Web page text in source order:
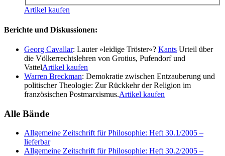
Artikel kaufen
Berichte und Diskussionen:
Georg Cavallar: Lauter »leidige Tröster«? Kants Urteil über
die Völkerrechtslehren von Grotius, Pufendorf und
VattelArtikel kaufen
Warren Breckman: Demokratie zwischen Entzauberung und
politischer Theologie: Zur Rückkehr der Religion im
französischen Postmarxismus.Artikel kaufen
Alle Bände
Allgemeine Zeitschrift für Philosophie: Heft 30.1/2005 –
lieferbar
Allgemeine Zeitschrift für Philosophie: Heft 30.2/2005 –